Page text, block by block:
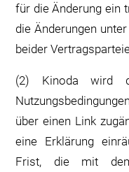
für die Änderung ein
die Änderungen
beider
(2) Kinoda wird
über einen Link
eine Erklärung
Frist, die mit